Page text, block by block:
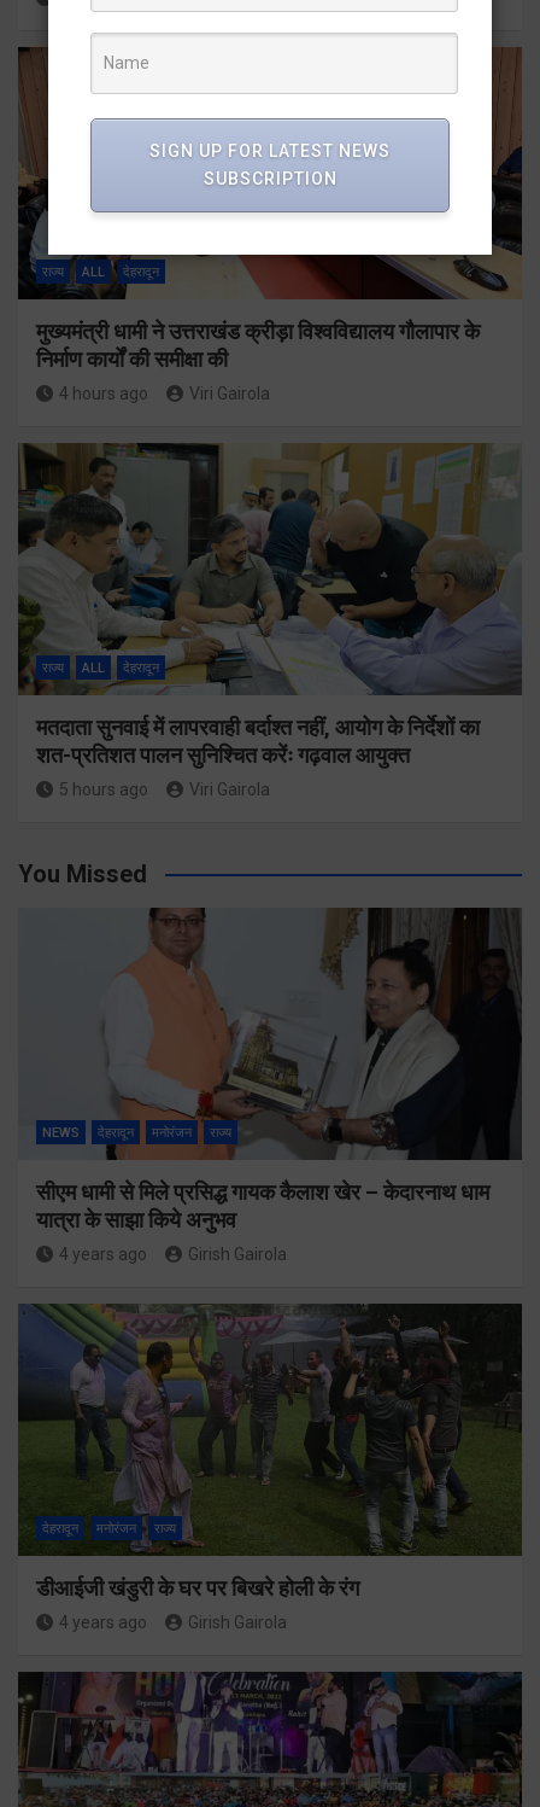
राज्य ALL देहरादून
मुख्यमंत्री धामी ने उत्तराखंड क्रीड़ा विश्वविद्यालय गौलापार के
निर्माण कार्यों की समीक्षा की
4 hours ago Viri Gairola
राज्य ALL देहरादून
मतदाता सुनवाई में लापरवाही बर्दाश्त नहीं, आयोग के निर्देशों का
शत-प्रतिशत पालन सुनिश्चित करेंः गढ़वाल आयुक्त
5 hours ago Viri Gairola
You Missed
NEWS देहरादून मनोरंजन राज्य
सीएम धामी से मिले प्रसिद्ध गायक कैलाश खेर – केदारनाथ धाम
यात्रा के साझा किये अनुभव
4 years ago Girish Gairola
देहरादून मनोरंजन राज्य
डीआईजी खंडुरी के घर पर बिखरे होली के रंग
4 years ago Girish Gairola
SIGN UP FOR LATEST NEWS
SUBSCRIPTION